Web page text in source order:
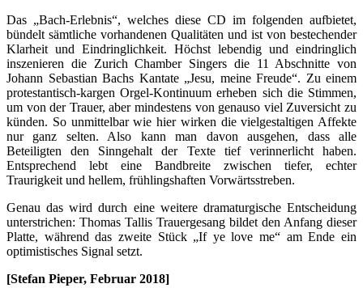
Das „Bach-Erlebnis“, welches diese CD im folgenden aufbietet,
bündelt sämtliche vorhandenen Qualitäten und ist von bestechender
Klarheit und Eindringlichkeit. Höchst lebendig und eindringlich
inszenieren die Zurich Chamber Singers die 11 Abschnitte von
Johann Sebastian Bachs Kantate „Jesu, meine Freude“. Zu einem
protestantisch-kargen Orgel-Kontinuum erheben sich die Stimmen,
um von der Trauer, aber mindestens von genauso viel Zuversicht zu
künden. So unmittelbar wie hier wirken die vielgestaltigen Affekte
nur ganz selten. Also kann man davon ausgehen, dass alle
Beteiligten den Sinngehalt der Texte tief verinnerlicht haben.
Entsprechend lebt eine Bandbreite zwischen tiefer, echter
Traurigkeit und hellem, frühlingshaften Vorwärtsstreben.
Genau das wird durch eine weitere dramaturgische Entscheidung
unterstrichen: Thomas Tallis Trauergesang bildet den Anfang dieser
Platte, während das zweite Stück „If ye love me“ am Ende ein
optimistisches Signal setzt.
[Stefan Pieper, Februar 2018]